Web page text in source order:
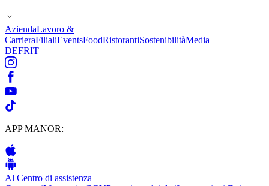
AziendaLavoro &
CarrieraFilialiEventsFoodRistorantiSostenibilitàMedia
DEFRIT
APP MANOR:
Al Centro di assistenza